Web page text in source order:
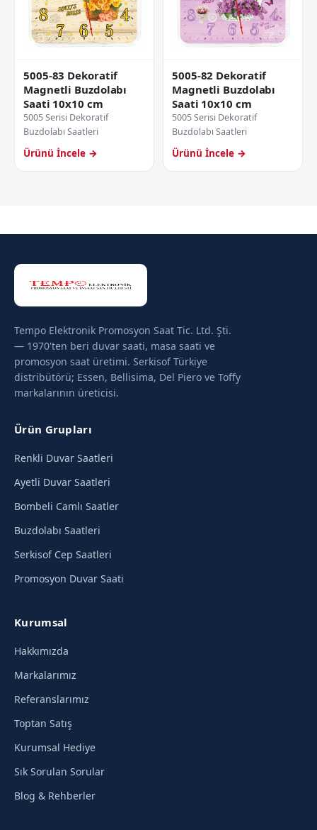
5005-83 Dekoratif
Magnetli Buzdolabı
Saati 10x10 cm
5005 Serisi Dekoratif
Buzdolabı Saatleri
Ürünü İncele →
5005-82 Dekoratif
Magnetli Buzdolabı
Saati 10x10 cm
5005 Serisi Dekoratif
Buzdolabı Saatleri
Ürünü İncele →
Tempo Elektronik Promosyon Saat Tic. Ltd. Şti.
— 1970'ten beri duvar saati, masa saati ve
promosyon saat üretimi. Serkisof Türkiye
distribütörü; Essen, Bellisima, Del Piero ve Toffy
markalarının üreticisi.
Ürün Grupları
Renkli Duvar Saatleri
Ayetli Duvar Saatleri
Bombeli Camlı Saatler
Buzdolabı Saatleri
Serkisof Cep Saatleri
Promosyon Duvar Saati
Kurumsal
Hakkımızda
Markalarımız
Referanslarımız
Toptan Satış
Kurumsal Hediye
Sık Sorulan Sorular
Blog & Rehberler